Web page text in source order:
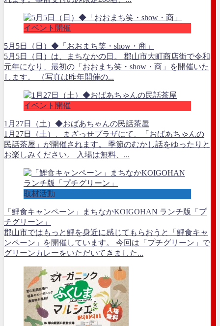
イベント開催
5月5日（日）◆「おおまち笑・show・商」
5月5日（日）は、まちなかの日。 郡山市大町商店街で令和
元年になり、最初の「おおまち笑・show・商」を開催いた
します。 （写真は昨年開催の...
イベント開催
1月27日（土）◆おばあちゃんの民話茶屋
1月27日（土）、まざっせプラザにて、「おばあちゃんの
民話茶屋」が開催されます。 季節のむかし話をゆったりと
お楽しみください。 入場は無料、...
取材活動
「鯉食キャンペーン」まちなかKOIGOHAN ランチ版「プ
チグリーン」
郡山市ではもっと鯉を身近に感じてもらおうと「鯉食キャ
ンペーン」を開催しています。 今回は「プチグリーン」で
グリーンカレーをいただいてきました...